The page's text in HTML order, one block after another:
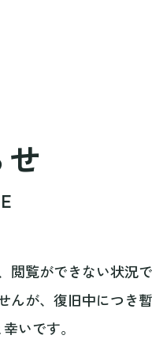
覧ができない状況で
んが、復旧中につき
いです。